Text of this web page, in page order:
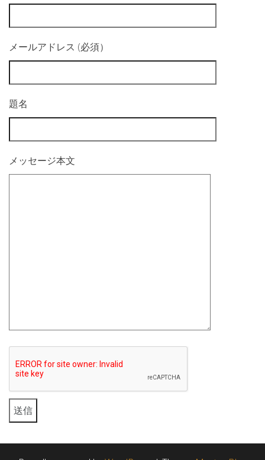
メールアドレス (必須）
題名
メッセージ本文